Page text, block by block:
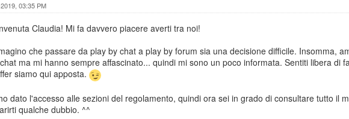
03:35 PM
Claudia! Mi fa davvero piacere averti tra noi!
che passare da play by chat a play by forum sia una decisione difficile. Insomma,
ma mi hanno sempre affascinato... quindi mi sono un poco informata. Sentiti libera di
siamo qui apposta.
dato l'accesso alle sezioni del regolamento, quindi ora sei in grado di consultare tutto il
qualche dubbio. ^^